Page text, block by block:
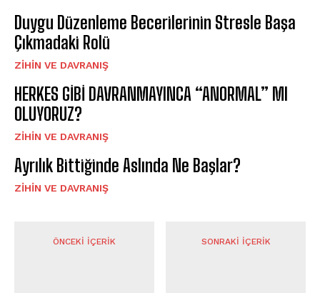
Duygu Düzenleme Becerilerinin Stresle Başa
Çıkmadaki Rolü
⁠ZIHIN VE DAVRANIŞ
HERKES GİBİ DAVRANMAYINCA “ANORMAL” MI
OLUYORUZ?
⁠ZIHIN VE DAVRANIŞ
Ayrılık Bittiğinde Aslında Ne Başlar?
⁠ZIHIN VE DAVRANIŞ
ÖNCEKI İÇERIK SONRAKI İÇERIK